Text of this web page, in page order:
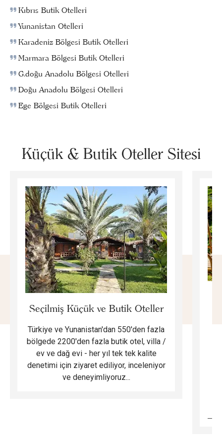
Kıbrıs Butik Otelleri
Yunanistan Otelleri
Karadeniz Bölgesi Butik Otelleri
Marmara Bölgesi Butik Otelleri
G.doğu Anadolu Bölgesi Otelleri
Doğu Anadolu Bölgesi Otelleri
Ege Bölgesi Butik Otelleri
Küçük & Butik Oteller Sitesi
Seçilmiş Küçük ve Butik Oteller
Türkiye ve Yunanistan'dan 550'den fazla
bölgede 2200'den fazla butik otel, villa /
ev ve dağ evi - her yıl tek tek kalite
denetimi için ziyaret ediliyor, inceleniyor
ve deneyimliyoruz...